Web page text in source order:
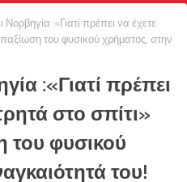
Νορβηγία :«Γιατί πρέπει να έχετε
του φυσικού χρήματος, στην
:«Γιατί πρέπει
στο σπίτι»
του φυσικού
του!